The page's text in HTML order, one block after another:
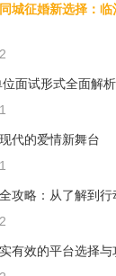
城征婚新选择：
面试形式全面解析
代的爱情新舞台
攻略：从了解到
有效的平台选择与